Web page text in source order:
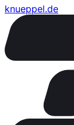
knueppel.de